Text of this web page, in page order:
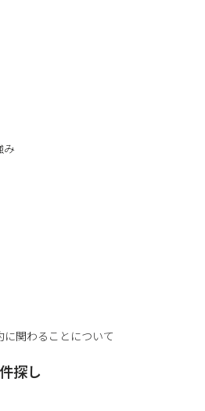
み
関わることについて
探し